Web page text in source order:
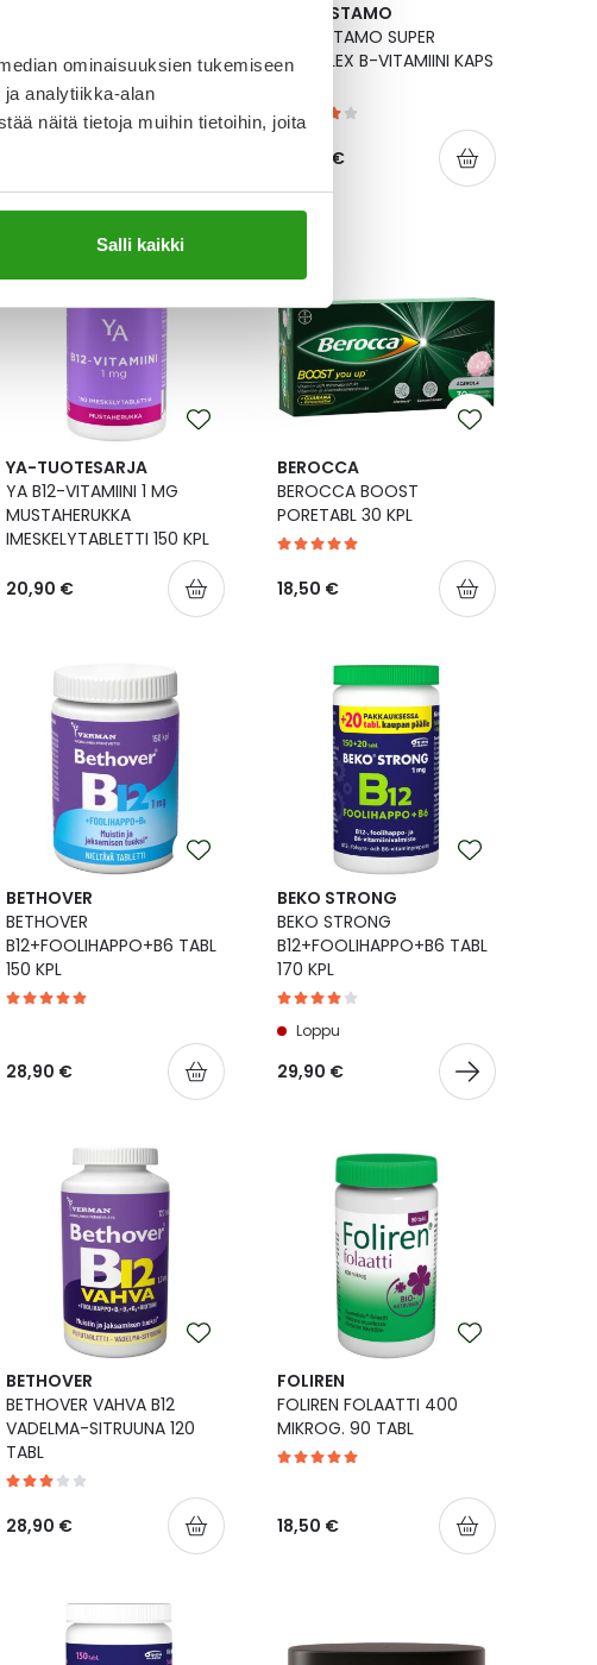
ominaisuuksien tukemiseen
analytiikka-alan
näitä tietoja muihin tietoihin, joita
Salli kaikki
PORETABLETTI 30 KPL
PUHDISTAMO
PUHDISTAMO SUPER
COMPLEX B-VITAMIINI KAPS
24,90 €
YA-TUOTESARJA
YA B12-VITAMIINI 1 MG
MUSTAHERUKKA
IMESKELYTABLETTI 150 KPL
20,90 €
BEROCCA
BEROCCA BOOST
PORETABL 30 KPL
18,50 €
BETHOVER
BETHOVER
B12+FOOLIHAPPO+B6 TABL
150 KPL
28,90 €
BEKO STRONG
BEKO STRONG
B12+FOOLIHAPPO+B6 TABL
170 KPL
Loppu
29,90 €
BETHOVER
BETHOVER VAHVA B12
VADELMA-SITRUUNA 120
TABL
28,90 €
FOLIREN
FOLIREN FOLAATTI 400
MIKROG. 90 TABL
18,50 €